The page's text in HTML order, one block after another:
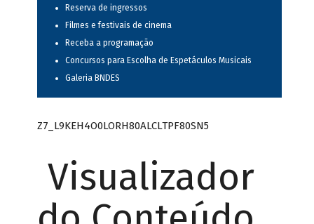
Reserva de ingressos
Filmes e festivais de cinema
Receba a programação
Concursos para Escolha de Espetáculos Musicais
Galeria BNDES
Z7_L9KEH4O0LORH80ALCLTPF80SN5
Visualizador